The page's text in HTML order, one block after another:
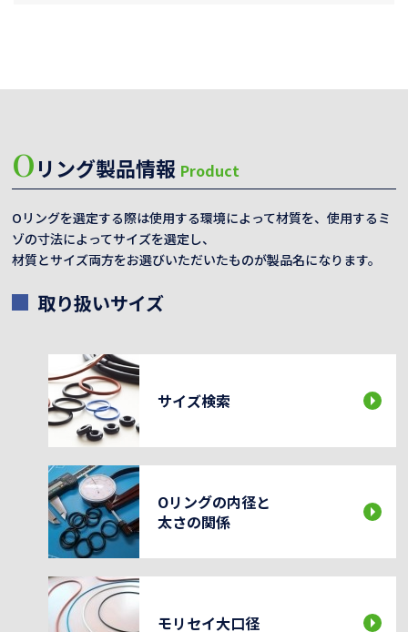
Oリング製品情報 Product
Oリングを選定する際は使用する環境によって材質を、使用するミ
ゾの寸法によってサイズを選定し、
材質とサイズ両方をお選びいただいたものが製品名になります。
取り扱いサイズ
サイズ検索
Oリングの内径と
太さの関係
モリセイ大口径